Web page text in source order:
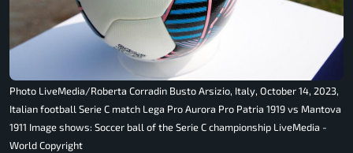
Photo LiveMedia/Roberta Corradin Busto Arsizio, Italy, October 14, 2023,
Italian football Serie C match Lega Pro Aurora Pro Patria 1919 vs Mantova
1911 Image shows: Soccer ball of the Serie C championship LiveMedia -
World Copyright